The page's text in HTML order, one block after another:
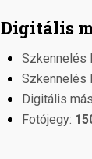
Digitális
Szkennelés
Szkennelés
Digitális
Fotójegy: